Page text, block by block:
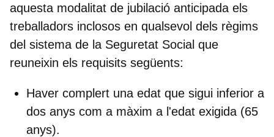
aquesta modalitat de jubilació anticipada els
treballadors inclosos en qualsevol dels règims
del sistema de la Seguretat Social que
reuneixin els requisits següents:
Haver complert una edat que sigui inferior a
dos anys com a màxim a l'edat exigida (65
anys).